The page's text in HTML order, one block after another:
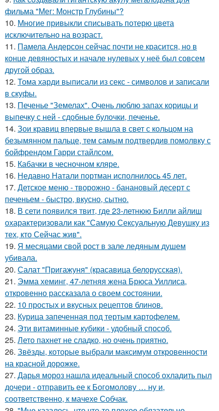
фильма "Мег: Монстр Глубины"?
10. Многие привыкли списывать потерю цвета
исключительно на возраст.
11. Памела Андерсон сейчас почти не красится, но в
конце девяностых и начале нулевых у неё был совсем
другой образ.
12. Тома харди выписали из секс - символов и записали
в скуфы.
13. Печенье "Земелах". Очень люблю запах корицы и
выпечку с ней - сдобные булочки, печенье.
14. Зои кравиц впервые вышла в свет с кольцом на
безымянном пальце, тем самым подтвердив помолвку с
бойфрендом Гарри стайлсом.
15. Кабачки в чесночном кляре.
16. Недавно Натали портман исполнилось 45 лет.
17. Детское меню - творожно - банановый десерт с
печеньем - быстро, вкусно, сытно.
18. В сети появился твит, где 23-летнюю Билли айлиш
охарактеризовали как "Самую Сексуальную Девушку из
тех, кто Сейчас жив".
19. Я месяцами свой рост в зале ледяным душем
убивала.
20. Салат "Пригажуня" (красавица белорусская).
21. Эмма хеминг, 47-летняя жена Брюса Уиллиса,
откровенно рассказала о своем состоянии.
22. 10 простых и вкусных рецептов блинов.
23. Курица запеченная под тертым картофелем.
24. Эти витаминные кубики - удобный способ.
25. Лето пахнет не сладко, но очень приятно.
26. Звёзды, которые выбрали максимум откровенности
на красной дорожке.
27. Дарья мороз нашла идеальный способ охладить пыл
дочери - отправить ее к Богомолову … ну и,
соответственно, к мачехе Собчак.